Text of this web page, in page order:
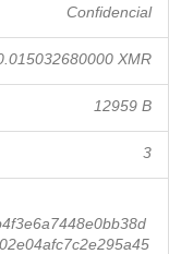
Confidencial
XMR
12959 B
3